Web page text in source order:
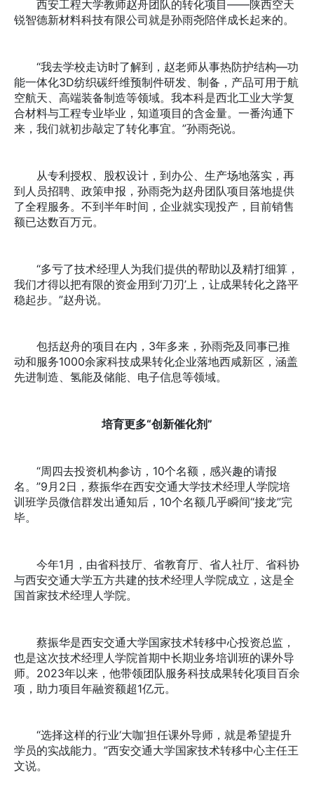
西安工程大学教师赵舟团队的转化项目——陕西空天
锐智德新材料科技有限公司就是孙雨尧陪伴成长起来的。
“我去学校走访时了解到，赵老师从事热防护结构—功
能一体化3D纺织碳纤维预制件研发、制备，产品可用于航
空航天、高端装备制造等领域。我本科是西北工业大学复
合材料与工程专业毕业，知道项目的含金量。一番沟通下
来，我们就初步敲定了转化事宜。”孙雨尧说。
从专利授权、股权设计，到办公、生产场地落实，再
到人员招聘、政策申报，孙雨尧为赵舟团队项目落地提供
了全程服务。不到半年时间，企业就实现投产，目前销售
额已达数百万元。
“多亏了技术经理人为我们提供的帮助以及精打细算，
我们才得以把有限的资金用到‘刀刃’上，让成果转化之路平
稳起步。”赵舟说。
包括赵舟的项目在内，3年多来，孙雨尧及同事已推
动和服务1000余家科技成果转化企业落地西咸新区，涵盖
先进制造、氢能及储能、电子信息等领域。
培育更多“创新催化剂”
“周四去投资机构参访，10个名额，感兴趣的请报
名。”9月2日，蔡振华在西安交通大学技术经理人学院培
训班学员微信群发出通知后，10个名额几乎瞬间“接龙”完
毕。
今年1月，由省科技厅、省教育厅、省人社厅、省科协
与西安交通大学五方共建的技术经理人学院成立，这是全
国首家技术经理人学院。
蔡振华是西安交通大学国家技术转移中心投资总监，
也是这次技术经理人学院首期中长期业务培训班的课外导
师。2023年以来，他带领团队服务科技成果转化项目百余
项，助力项目年融资额超1亿元。
“选择这样的行业‘大咖’担任课外导师，就是希望提升
学员的实战能力。”西安交通大学国家技术转移中心主任王
文说。